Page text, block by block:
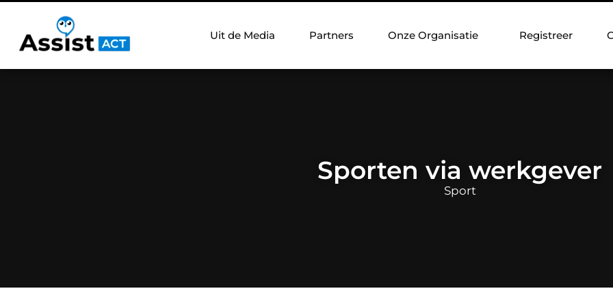
Uit de Media Partners Onze Organisatie Registreer
Sporten via werkgever
Sport